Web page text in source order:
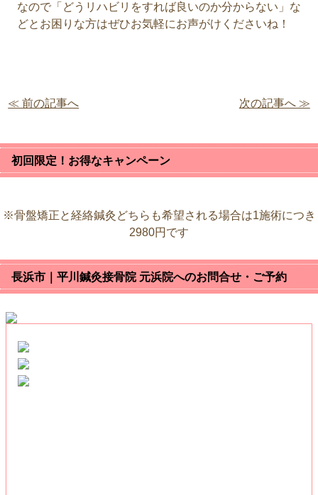
なので「どうリハビリをすれば良いのか分からない」な
どとお困りな方はぜひお気軽にお声がけくださいね！
≪ 前の記事へ 次の記事へ ≫
初回限定！お得なキャンペーン
※骨盤矯正と経絡鍼灸どちらも希望される場合は1施術につき
2980円です
長浜市｜平川鍼灸接骨院 元浜院へのお問合せ・ご予約